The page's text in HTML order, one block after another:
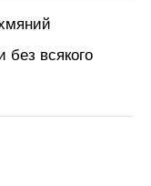
без всякого